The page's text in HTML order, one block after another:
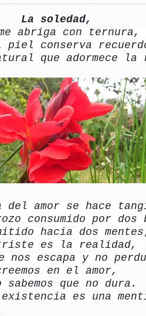
La soledad,
abriga con
piel conserva
que adormece la
del amor se hace
consumido por dos
hacia dos
es la realidad,
nos escapa y no
en el amor,
sabemos que no dura.
es una